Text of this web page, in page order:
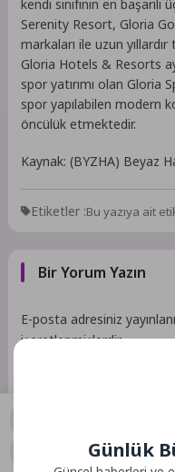
kendi sınıfının en
Serenity Resort, Gloria
markaları ile uzun
Gloria Hotels & Resorts
spor yatırımı olan Gloria
spor yapılabilen modern
öncülük etmektedir.
Kaynak: (BYZHA) Beyaz
Etiketler :Bu yazıya ait
Bir Yorum Yazın
E-posta adresiniz
işaretlenmişlerdir
Günlük